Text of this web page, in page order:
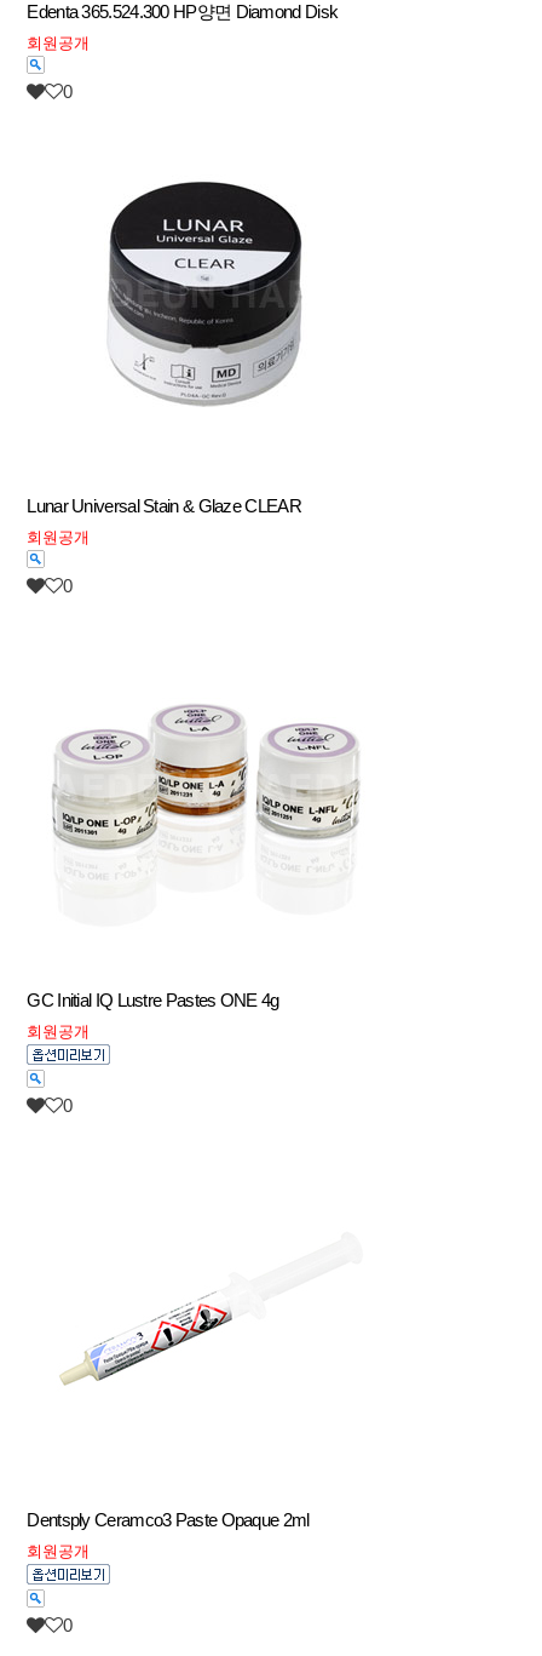
Edenta 365.524.300 HP양면 Diamond Disk
회원공개
0
Lunar Universal Stain & Glaze CLEAR
회원공개
0
GC Initial IQ Lustre Pastes ONE 4g
회원공개
0
Dentsply Ceramco3 Paste Opaque 2ml
회원공개
0